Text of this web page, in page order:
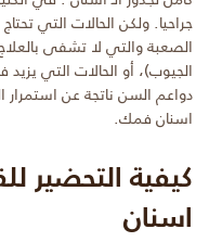
جراحيا. ولكن الحالات التي تحتاج
الصعبة والتي لا تشفى
الجيوب)، أو الحالات التي
دواعم السن ناتجة عن
اسنان فمك.
كيفية التحضير
اسنان